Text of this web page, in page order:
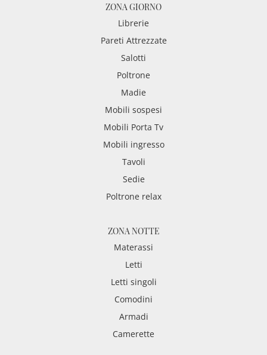
ZONA GIORNO
Librerie
Pareti Attrezzate
Salotti
Poltrone
Madie
Mobili sospesi
Mobili Porta Tv
Mobili ingresso
Tavoli
Sedie
Poltrone relax
ZONA NOTTE
Materassi
Letti
Letti singoli
Comodini
Armadi
Camerette